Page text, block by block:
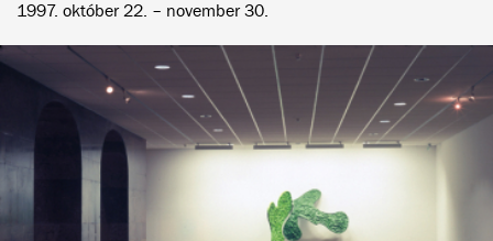
1997. október 22. – november 30.